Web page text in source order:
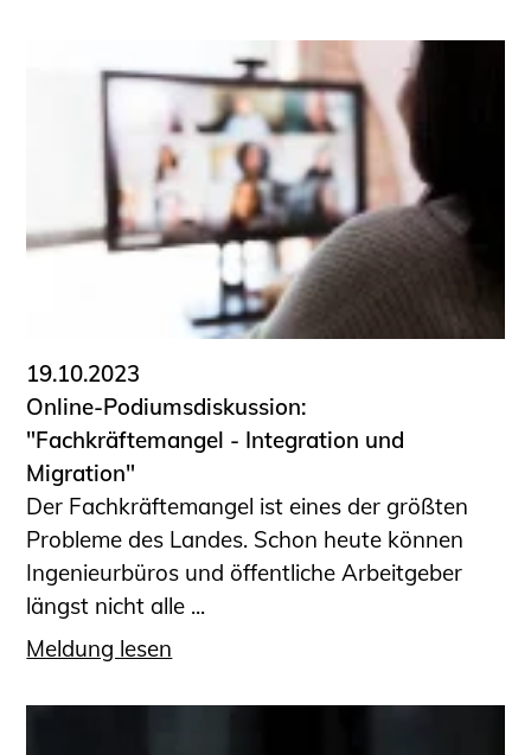
19.10.2023
Online-Podiumsdiskussion:
"Fachkräftemangel - Integration und
Migration"
Der Fachkräftemangel ist eines der größten
Probleme des Landes. Schon heute können
Ingenieurbüros und öffentliche Arbeitgeber
längst nicht alle ...
Meldung lesen